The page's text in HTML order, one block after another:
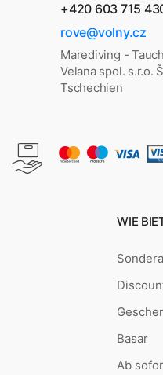
+420 603 715
rove@volny.cz
Marediving -
Velana spol. s.r.o.
Tschechien
WIE
Basar
Ab